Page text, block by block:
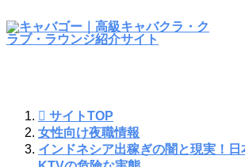
サイトTOP
女性向け夜職情報
インドネシア出稼ぎの闇と現実！日